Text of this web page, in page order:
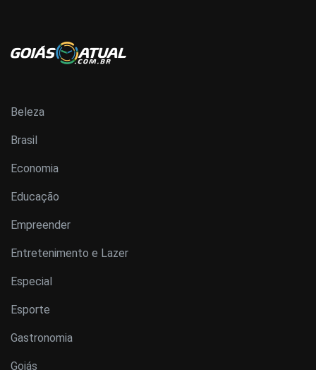
Beleza
Brasil
Economia
Educação
Empreender
Entretenimento e Lazer
Especial
Esporte
Gastronomia
Goiás